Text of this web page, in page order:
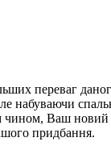
переваг
чином, Ваш новий
придбання.